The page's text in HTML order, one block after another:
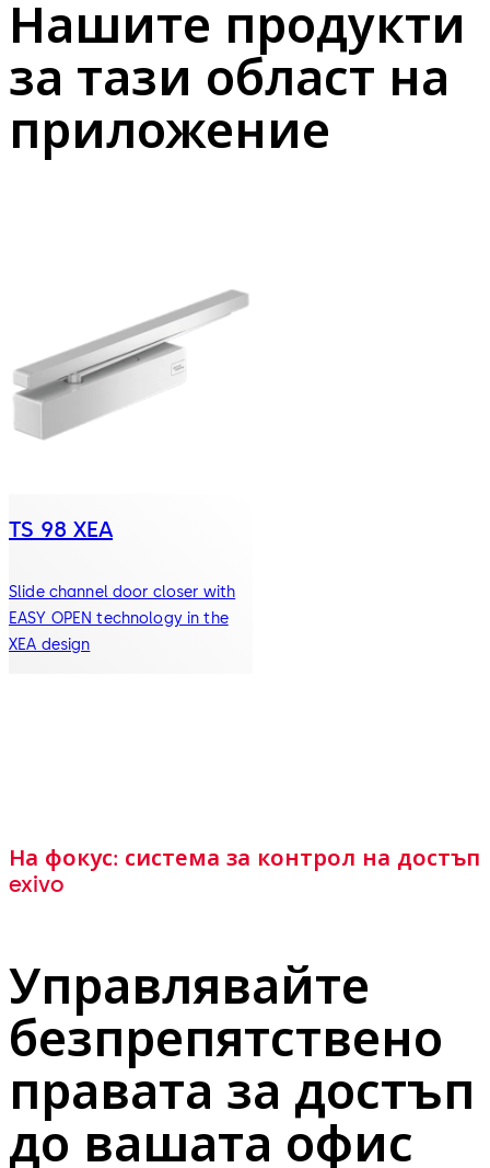
Нашите продукти
за тази област на
приложение
TS 98 XEA
Slide channel door closer with
EASY OPEN technology in the
XEA design
На фокус: система за контрол на достъп
exivo
Управлявайте
безпрепятствено
правата за достъп
до вашата офис